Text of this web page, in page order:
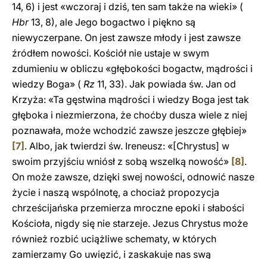
14, 6) i jest «wczoraj i dziś, ten sam także na wieki» (
Hbr13, 8), ale Jego bogactwo i piękno są
niewyczerpane. On jest zawsze młody i jest zawsze
źródłem nowości. Kościół nie ustaje w swym
zdumieniu w obliczu «głębokości bogactw, mądrości i
wiedzy Boga» ( Rz 11, 33). Jak powiada św. Jan od
Krzyża: «Ta gęstwina mądrości i wiedzy Boga jest tak
głęboka i niezmierzona, że choćby dusza wiele z niej
poznawała, może wchodzić zawsze jeszcze głębiej»
[7] . Albo, jak twierdzi św. Ireneusz: «[Chrystus] w
swoim przyjściu wniósł z sobą wszelką nowość» [8] .
On może zawsze, dzięki swej nowości, odnowić nasze
życie i naszą wspólnotę, a chociaż propozycja
chrześcijańska przemierza mroczne epoki i słabości
Kościoła, nigdy się nie starzeje. Jezus Chrystus może
również rozbić uciążliwe schematy, w których
zamierzamy Go uwięzić, i zaskakuje nas swą